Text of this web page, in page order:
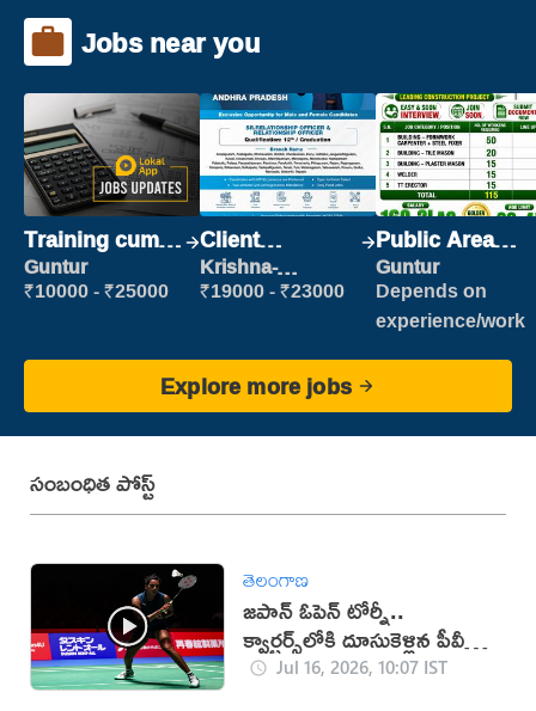
Jobs near you
Training cum
Placement
Guntur
₹10000 - ₹25000
Client
Relationship
Executive
Krishna-
vijayawada
₹19000 - ₹23000
Public Area
Cleaner
Guntur
Depends on
experience/work
Explore more jobs
సంబంధిత పోస్ట్
తెలంగాణ
జపాన్ ఓపెన్ టోర్నీ..
క్వార్టర్స్‌లోకి దూసుకెళ్లిన పీవీ
సింధుJul 16, 2026, 10:07 IST